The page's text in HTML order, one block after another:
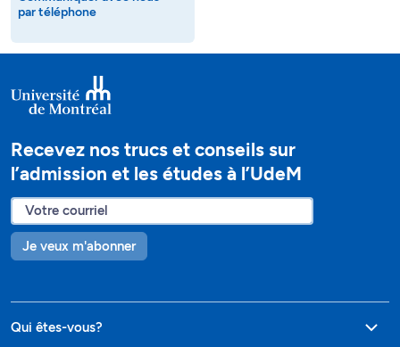
par téléphone
Recevez nos trucs et conseils sur
l’admission et les études à l’UdeM
Je veux m'abonner
Qui êtes-vous?